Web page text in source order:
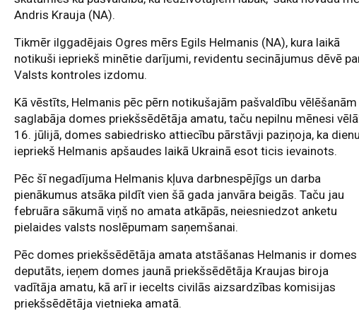
Andris Krauja (NA).
Tikmēr ilggadējais Ogres mērs Egils Helmanis (NA), kura laikā
notikuši iepriekš minētie darījumi, revidentu secinājumus dēvē
Valsts kontroles izdomu.
Kā vēstīts, Helmanis pēc pērn notikušajām pašvaldību vēlēšanām
saglabāja domes priekšsēdētāja amatu, taču nepilnu mēnesi
16. jūlijā, domes sabiedrisko attiecību pārstāvji paziņoja, ka dienu
iepriekš Helmanis apšaudes laikā Ukrainā esot ticis ievainots.
Pēc šī negadījuma Helmanis kļuva darbnespējīgs un darba
pienākumus atsāka pildīt vien šā gada janvāra beigās. Taču jau
februāra sākumā viņš no amata atkāpās, neiesniedzot anketu
pielaides valsts noslēpumam saņemšanai.
Pēc domes priekšsēdētāja amata atstāšanas Helmanis ir domes
deputāts, ieņem domes jaunā priekšsēdētāja Kraujas biroja
vadītāja amatu, kā arī ir iecelts civilās aizsardzības komisijas
priekšsēdētāja vietnieka amatā.